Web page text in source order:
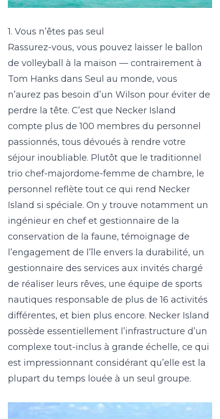
1. Vous n’êtes pas seul
Rassurez-vous, vous pouvez laisser le ballon
de volleyball à la maison — contrairement à
Tom Hanks dans Seul au monde, vous
n’aurez pas besoin d’un Wilson pour éviter de
perdre la tête. C’est que Necker Island
compte plus de 100 membres du personnel
passionnés, tous dévoués à rendre votre
séjour inoubliable. Plutôt que le traditionnel
trio chef-majordome-femme de chambre, le
personnel reflète tout ce qui rend Necker
Island si spéciale. On y trouve notamment un
ingénieur en chef et gestionnaire de la
conservation de la faune, témoignage de
l’engagement de l’île envers la durabilité, un
gestionnaire des services aux invités chargé
de réaliser leurs rêves, une équipe de sports
nautiques responsable de plus de 16 activités
différentes, et bien plus encore. Necker Island
possède essentiellement l’infrastructure d’un
complexe tout-inclus à grande échelle, ce qui
est impressionnant considérant qu’elle est la
plupart du temps louée à un seul groupe.